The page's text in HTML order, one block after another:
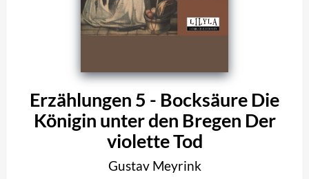
Erzählungen 5 - Bocksäure Die
Königin unter den Bregen Der
violette Tod
Gustav Meyrink